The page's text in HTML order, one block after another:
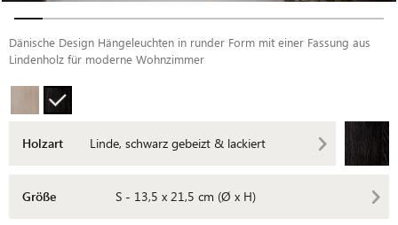
Dänische Design Hängeleuchten in runder Form mit einer Fassung aus
Lindenholz für moderne Wohnzimmer
Holzart Linde, schwarz gebeizt & lackiert
Größe S - 13,5 x 21,5 cm (Ø x H)